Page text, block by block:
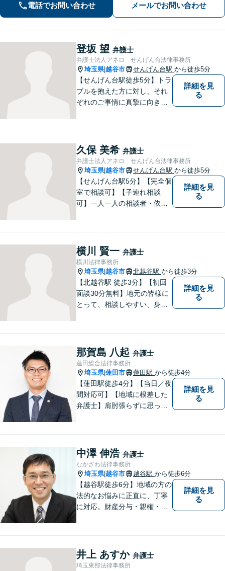
立った的確なアドバイスを【初回相談
無料】
電話でお問い合わせ メールでお問い合わせ
登坂 望 弁護士
弁護士法人アネロ せんげん台法律事務所
埼玉県|越谷市 せんげん台駅 から徒歩5分
【せんげん台駅徒歩5分】トラ
ブルを抱えた方に対し、それ
ぞれのご事情に真摯に向き合
金、 労働、企業法務など、多
岐に渡る分野に精通していま
す。お困りごとはお気軽にご
連絡ください。
詳細を見
る
久保 美希 弁護士
弁護士法人アネロ せんげん台法律事務所
埼玉県|越谷市 せんげん台駅 から徒歩5分
【せんげん台駅5分】【完全個
室で相談可】【子連れ相談
可】一人一人の相談者・依頼
適切かつ速やかに解決いたし
ます。 お気軽にご相談くださ
い。
詳細を見
る
横川 賢一 弁護士
横川法律事務所
埼玉県|越谷市 北越谷駅 から徒歩3分
【北越谷駅 徒歩3分】【初回
面談30分無料】地元の皆様に
とって、相談しやすい、身近
してよいのかと迷っている
方、ぜひ一度ご相談くださ
い。
詳細を見
る
那賀島 八起 弁護士
蓮田総合法律事務所
埼玉県|蓮田市 蓮田駅 から徒歩4分
【蓮田駅徒歩4分】【当日／夜
間対応可】【地域に根差した
弁護士】肩肘張らずに思って
詳細を見
る
中澤 伸浩 弁護士
なかざわ法律事務所
埼玉県|越谷市 越谷駅 から徒歩6分
【越谷駅徒歩6分】地域の方の
法的なお悩みに正直に、丁寧
に対応。財産分与・親権・養
近なお困りごとはお気軽にご
相談ください。
詳細を見
る
井上 あすか 弁護士
埼玉東部法律事務所